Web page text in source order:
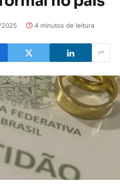
2025 4 minutos de leitura